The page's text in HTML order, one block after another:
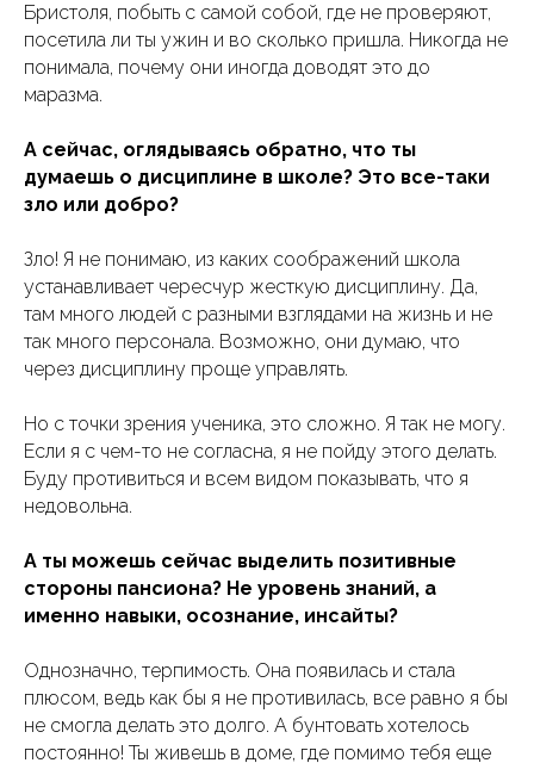
Бристоля, побыть с самой собой, где не проверяют,
посетила ли ты ужин и во сколько пришла. Никогда не
понимала, почему они иногда доводят это до
маразма.
А сейчас, оглядываясь обратно, что ты
думаешь о дисциплине в школе? Это все-таки
зло или добро?
Зло! Я не понимаю, из каких соображений школа
устанавливает чересчур жесткую дисциплину. Да,
там много людей с разными взглядами на жизнь и не
так много персонала. Возможно, они думаю, что
через дисциплину проще управлять.
Но с точки зрения ученика, это сложно. Я так не могу.
Если я с чем-то не согласна, я не пойду этого делать.
Буду противиться и всем видом показывать, что я
недовольна.
А ты можешь сейчас выделить позитивные
стороны пансиона? Не уровень знаний, а
именно навыки, осознание, инсайты?
Однозначно, терпимость. Она появилась и стала
плюсом, ведь как бы я не противилась, все равно я бы
не смогла делать это долго. А бунтовать хотелось
постоянно! Ты живешь в доме, где помимо тебя еще